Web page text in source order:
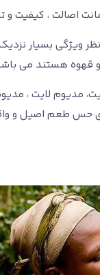
ویژگی بسیار
قهوه هستند می
سایر دانه های قهوه شرکت
حس طعم اصیل